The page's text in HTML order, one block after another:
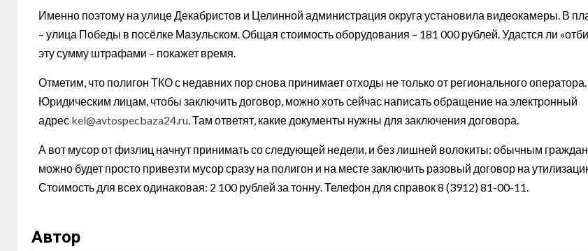
Именно поэтому на улице Декабристов и Целинной администрация округа установила видеокамеры. В
– улица Победы в посёлке Мазульском. Общая стоимость оборудования – 181 000 рублей. Удастся ли
эту сумму штрафами – покажет время.
Отметим, что полигон ТКО с недавних пор снова принимает отходы не только от регионального оператора.
Юридическим лицам, чтобы заключить договор, можно хоть сейчас написать обращение на электронный
адрес kel@avtospecbaza24.ru. Там ответят, какие документы нужны для заключения договора.
А вот мусор от физлиц начнут принимать со следующей недели, и без лишней волокиты: обычным
можно будет просто привезти мусор сразу на полигон и на месте заключить разовый договор на
Стоимость для всех одинаковая: 2 100 рублей за тонну. Телефон для справок 8 (3912) 81-00-11.
Автор